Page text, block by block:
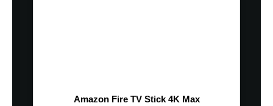
Amazon Fire TV Stick 4K Max